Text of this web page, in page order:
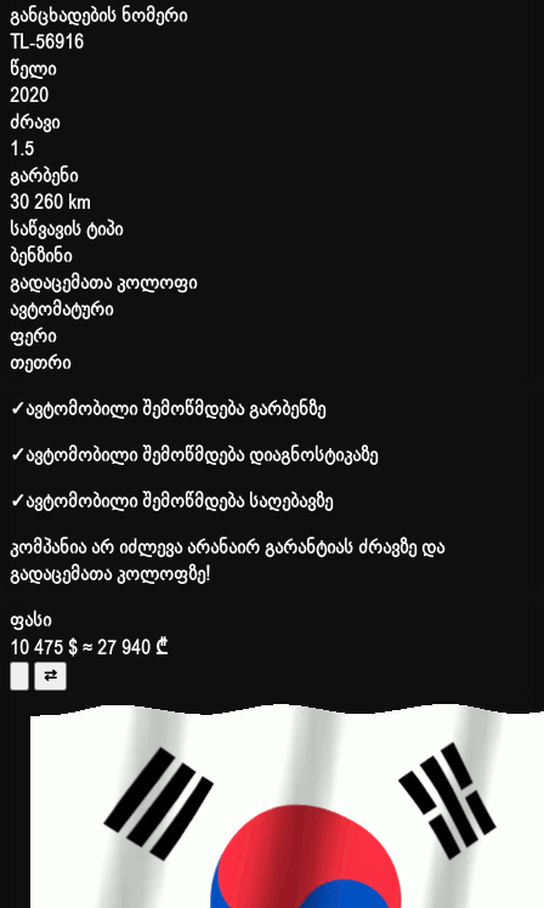
განცხადების ნომერი
TL-56916
წელი
2020
ძრავი
1.5
გარბენი
30 260 km
საწვავის ტიპი
ბენზინი
გადაცემათა კოლოფი
ავტომატური
ფერი
თეთრი
✓ავტომობილი შემოწმდება გარბენზე
✓ავტომობილი შემოწმდება დიაგნოსტიკაზე
✓ავტომობილი შემოწმდება საღებავზე
კომპანია არ იძლევა არანაირ გარანტიას ძრავზე და
გადაცემათა კოლოფზე!
ფასი
10 475 $≈ 27 940 ₾
⇄